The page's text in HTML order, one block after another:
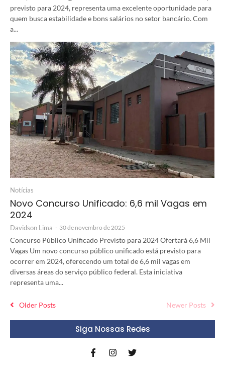
previsto para 2024, representa uma excelente oportunidade para
quem busca estabilidade e bons salários no setor bancário. Com
a...
Notícias
Novo Concurso Unificado: 6,6 mil Vagas em
2024
Davidson Lima - 30 de novembro de 2025
Concurso Público Unificado Previsto para 2024 Ofertará 6,6 Mil
Vagas Um novo concurso público unificado está previsto para
ocorrer em 2024, oferecendo um total de 6,6 mil vagas em
diversas áreas do serviço público federal. Esta iniciativa
representa uma...
Older Posts Newer Posts
Siga Nossas Redes